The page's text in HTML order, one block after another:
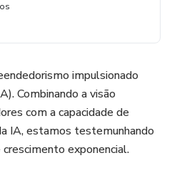
impulsionado
Combinando a visão
com a capacidade de
IA, estamos testemunhando
exponencial.